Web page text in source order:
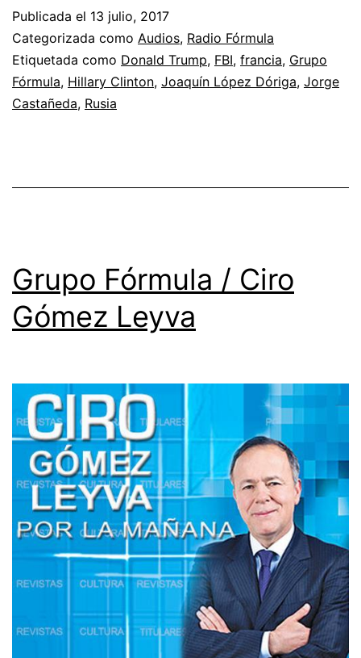
Publicada el 13 julio, 2017
Categorizada como Audios, Radio Fórmula
Etiquetada como Donald Trump, FBI, francia, Grupo
Fórmula, Hillary Clinton, Joaquín López Dóriga, Jorge
Castañeda, Rusia
Grupo Fórmula / Ciro
Gómez Leyva